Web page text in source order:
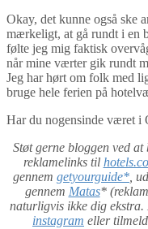
Okay, det kunne også ske
mærkeligt, at gå rundt i en
følte jeg mig faktisk
når mine værter gik rundt
Jeg har hørt om folk med
bruge hele ferien på
Har du nogensinde været i
Støt gerne bloggen ved
reklamelinks til
gennem getyourguide* ,
gennem Matas*
naturligvis ikke dig
instagram eller